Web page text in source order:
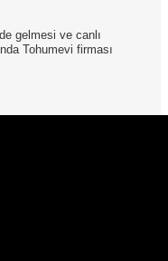
gelmesi ve canlı
Tohumevi firması